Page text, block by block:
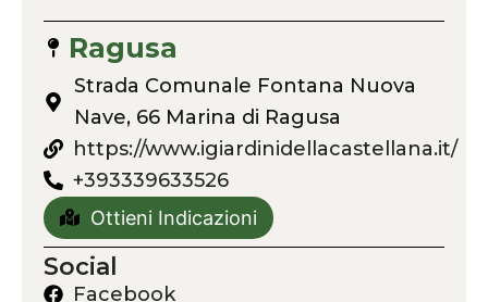
Ragusa
Strada Comunale Fontana Nuova
Nave, 66 Marina di Ragusa
https://www.igiardinidellacastellana.it/
+393339633526
Ottieni Indicazioni
Social
Facebook